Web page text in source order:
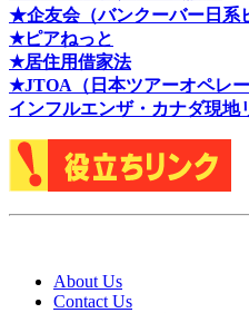
★企友会（バンクーバー日系
★ピアねっと
★居住用借家法
★JTOA（日本ツアーオペレ
インフルエンザ・カナダ現地
About Us
Contact Us